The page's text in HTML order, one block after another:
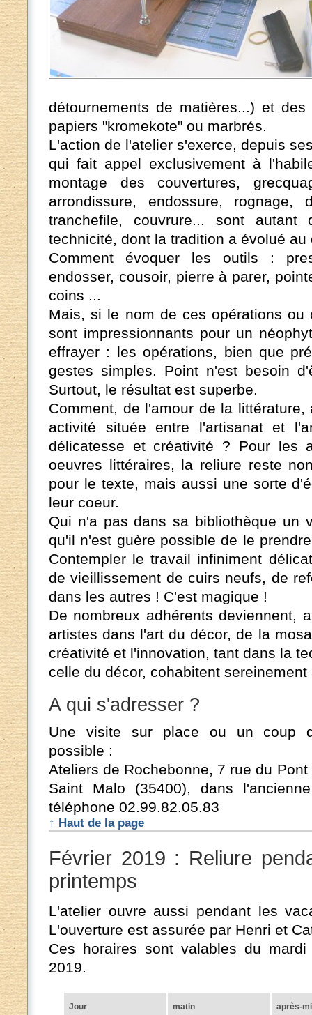
détournements de matières...) et
papiers "kromekote" ou marbrés.
L'action de l'atelier s'exerce, depuis
qui fait appel exclusivement à
montage des couvertures,
arrondissure, endossure, rognage,
tranchefile, couvrure... sont autant
technicité, dont la tradition a évolué au
Comment évoquer les outils :
endosser, cousoir, pierre à parer,
coins ...
Mais, si le nom de ces opérations ou
sont impressionnants pour un
effrayer : les opérations, bien que
gestes simples. Point n'est besoin
Surtout, le résultat est superbe.
Comment, de l'amour de la
activité située entre l'artisanat et
délicatesse et créativité ? Pour les
oeuvres littéraires, la reliure reste
pour le texte, mais aussi une sorte
leur coeur.
Qui n'a pas dans sa bibliothèque un
qu'il n'est guère possible de le
Contempler le travail infiniment
de vieillissement de cuirs neufs, de
dans les autres ! C'est magique !
De nombreux adhérents deviennent,
artistes dans l'art du décor, de la
créativité et l'innovation, tant dans la
celle du décor, cohabitent
A qui s'adresser ?
Une visite sur place ou un coup
possible :
Ateliers de Rochebonne, 7 rue du
Saint Malo (35400), dans
téléphone 02.99.82.05.83
↑ Haut de la page
Février 2019 : Reliure
printemps
L'atelier ouvre aussi pendant les
L'ouverture est assurée par Henri et
Ces horaires sont valables du
2019.
Jour matin après-